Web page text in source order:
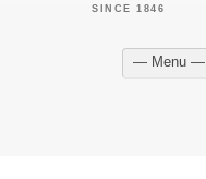
— Menu —